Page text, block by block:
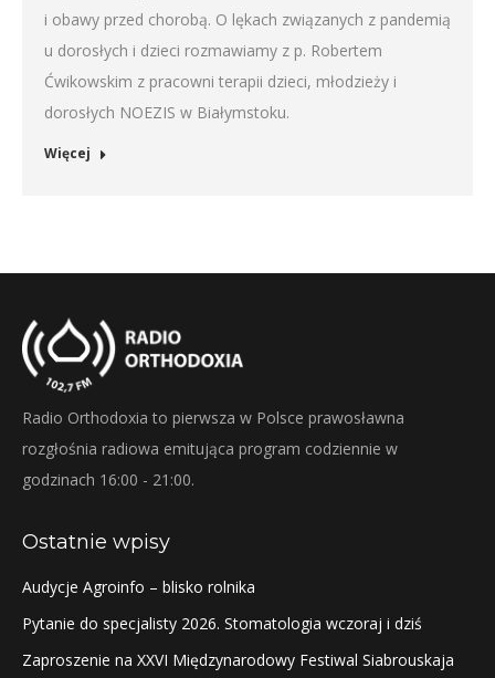
i obawy przed chorobą. O lękach związanych z pandemią
u dorosłych i dzieci rozmawiamy z p. Robertem
Ćwikowskim z pracowni terapii dzieci, młodzieży i
dorosłych NOEZIS w Białymstoku.
Więcej
Radio Orthodoxia to pierwsza w Polsce prawosławna
rozgłośnia radiowa emitująca program codziennie w
godzinach 16:00 - 21:00.
Ostatnie wpisy
Audycje Agroinfo – blisko rolnika
Pytanie do specjalisty 2026. Stomatologia wczoraj i dziś
Zaproszenie na XXVI Międzynarodowy Festiwal Siabrouskaja